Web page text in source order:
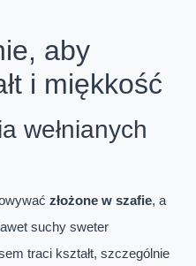
aby
i miękkość
wełnianych
złożone w szafie, a
suchy sweter
traci kształt, szczególnie